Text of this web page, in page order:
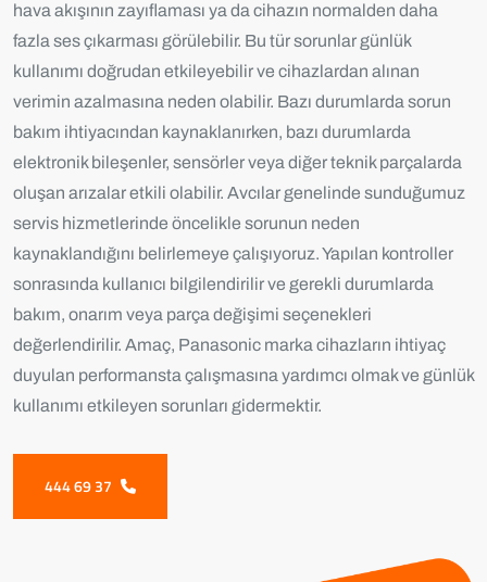
hava akışının zayıflaması ya da cihazın normalden daha
fazla ses çıkarması görülebilir. Bu tür sorunlar günlük
kullanımı doğrudan etkileyebilir ve cihazlardan alınan
verimin azalmasına neden olabilir. Bazı durumlarda sorun
bakım ihtiyacından kaynaklanırken, bazı durumlarda
elektronik bileşenler, sensörler veya diğer teknik parçalarda
oluşan arızalar etkili olabilir. Avcılar genelinde sunduğumuz
servis hizmetlerinde öncelikle sorunun neden
kaynaklandığını belirlemeye çalışıyoruz. Yapılan kontroller
sonrasında kullanıcı bilgilendirilir ve gerekli durumlarda
bakım, onarım veya parça değişimi seçenekleri
değerlendirilir. Amaç, Panasonic marka cihazların ihtiyaç
duyulan performansta çalışmasına yardımcı olmak ve günlük
kullanımı etkileyen sorunları gidermektir.
444 69 37